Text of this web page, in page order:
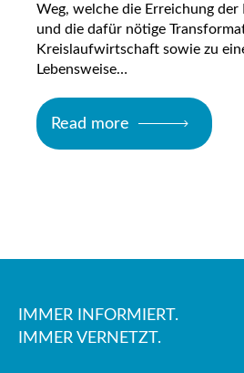
Weg, welche die Erreichung der
und die dafür nötige
Kreislaufwirtschaft sowie zu
Lebensweise…
Read more
IMMER INFORMIERT.
IMMER VERNETZT.